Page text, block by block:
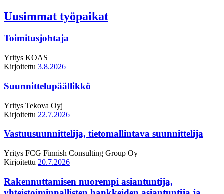
Uusimmat työpaikat
Toimitusjohtaja
Yritys KOAS
Kirjoitettu 3.8.2026
Suunnittelupäällikkö
Yritys Tekova Oyj
Kirjoitettu 22.7.2026
Vastuusuunnittelija, tietomallintava suunnittelija
Yritys FCG Finnish Consulting Group Oy
Kirjoitettu 20.7.2026
Rakennuttamisen nuorempi asiantuntija,